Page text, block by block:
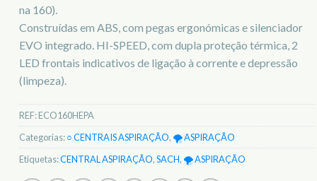
na 160).
Construídas em ABS, com pegas ergonómicas e silenciador
EVO integrado. HI-SPEED, com dupla proteção térmica, 2
LED frontais indicativos de ligação à corrente e depressão
(limpeza).
REF:ECO160HEPA
Categorias:○ CENTRAIS ASPIRAÇÃO, 🌪️ ASPIRAÇÃO
Etiquetas:CENTRAL ASPIRAÇÃO,SACH, 🌪️ ASPIRAÇÃO